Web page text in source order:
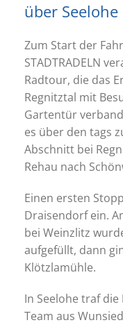
über
Zum Start der
STADTRADELN
Radtour, die das
Regnitztal mit
Gartentür
es über den tags
Abschnitt bei
Rehau nach
Einen ersten
Draisendorf ein.
bei Weinzlitz
aufgefüllt, dann
Klötzlamühle.
In Seelohe traf
Team aus